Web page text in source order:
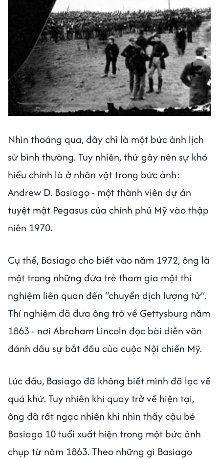
Nhìn thoáng qua, đây chỉ là một bức ảnh lịch
sử bình thường. Tuy nhiên, thứ gây nên sự khó
hiểu chính là ở nhân vật trong bức ảnh:
Andrew D. Basiago - một thành viên dự án
tuyệt mật Pegasus của chính phủ Mỹ vào thập
niên 1970.
Cụ thể, Basiago cho biết vào năm 1972, ông là
một trong những đứa trẻ tham gia một thí
nghiệm liên quan đến “chuyển dịch lượng tử”.
Thí nghiệm đã đưa ông trở về Gettysburg năm
1863 - nơi Abraham Lincoln đọc bài diễn văn
đánh dấu sự bắt đầu của cuộc Nội chiến Mỹ.
Lúc đầu, Basiago đã không biết mình đã lạc về
quá khứ. Tuy nhiên khi quay trở về hiện tại,
ông đã rất ngạc nhiên khi nhìn thấy cậu bé
Basiago 10 tuổi xuất hiện trong một bức ảnh
chụp từ năm 1863. Theo những gì Basiago